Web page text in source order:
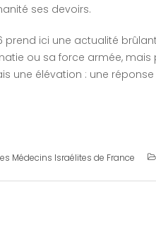
ses devoirs.
prend ici une actualité
ou sa force armée, mais
une élévation : une
Médecins Israélites de France